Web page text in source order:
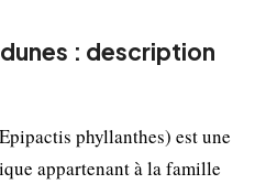
: description
phyllanthes) est une
appartenant à la famille